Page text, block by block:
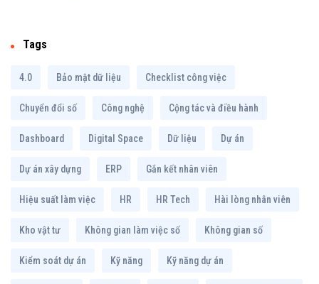
Tags
4.0 Bảo mật dữ liệu Checklist công việc
Chuyển đổi số Công nghệ Cộng tác và điều hành
Dashboard Digital Space Dữ liệu Dự án
Dự án xây dựng ERP Gắn kết nhân viên
Hiệu suất làm việc HR HR Tech Hài lòng nhân viên
Kho vật tư Không gian làm việc số Không gian số
Kiểm soát dự án Kỹ năng Kỹ năng dự án